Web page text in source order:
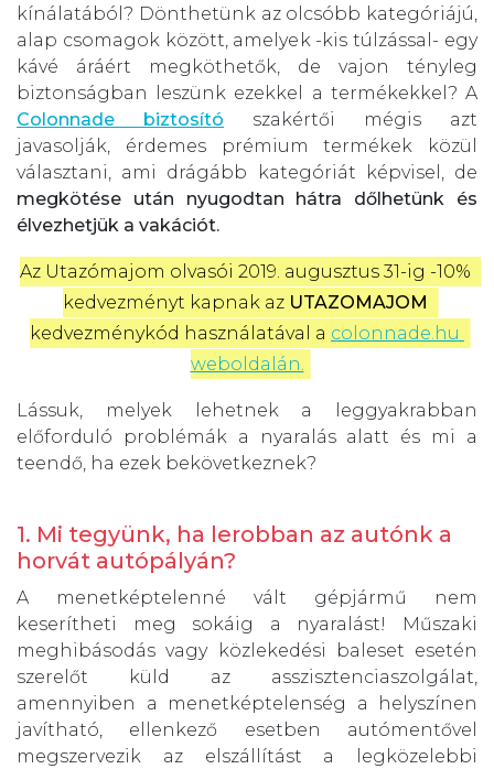
kínálatából? Dönthetünk az olcsóbb kategóriájú,
alap csomagok között, amelyek -kis túlzással- egy
kávé áráért megköthetők, de vajon tényleg
biztonságban leszünk ezekkel a termékekkel? A
Colonnade biztosító szakértői mégis azt
javasolják, érdemes prémium termékek közül
választani, ami drágább kategóriát képvisel, de
megkötése után nyugodtan hátra dőlhetünk és
élvezhetjük a vakációt.
Az Utazómajom olvasói 2019. augusztus 31-ig -10%
kedvezményt kapnak az UTAZOMAJOM
kedvezménykód használatával a colonnade.hu
weboldalán.
Lássuk, melyek lehetnek a leggyakrabban
előforduló problémák a nyaralás alatt és mi a
teendő, ha ezek bekövetkeznek?
1. Mi tegyünk, ha lerobban az autónk a
horvát autópályán?
A menetképtelenné vált gépjármű nem
keserítheti meg sokáig a nyaralást! Műszaki
meghibásodás vagy közlekedési baleset esetén
szerelőt küld az asszisztenciaszolgálat,
amennyiben a menetképtelenség a helyszínen
javítható, ellenkező esetben autómentővel
megszervezik az elszállítást a legközelebbi